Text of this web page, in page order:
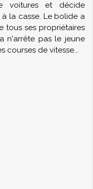
voitures et décide
la casse. Le bolide a
tous ses propriétaires
n'arrête pas le jeune
courses de vitesse...